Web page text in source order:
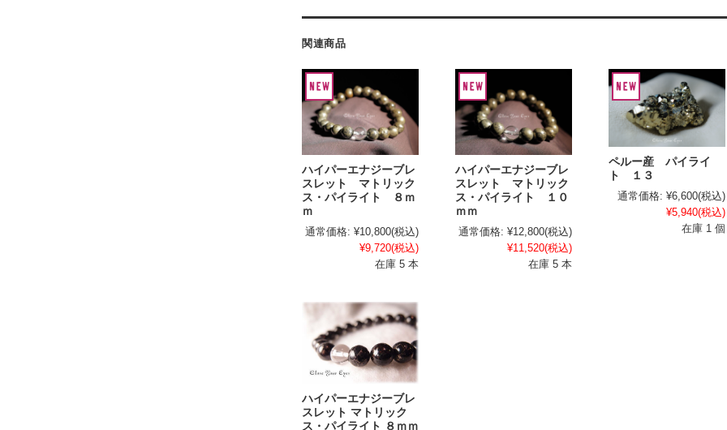
関連商品
ハイパーエナジーブレ
スレット マトリック
ス・パイライト ８ｍ
ｍ
通常価格: ¥10,800(税込)
¥9,720(税込)
在庫 5 本
ハイパーエナジーブレ
スレット マトリック
ス・パイライト １０
ｍｍ
通常価格: ¥12,800(税込)
¥11,520(税込)
在庫 5 本
ペルー産 パイライ
ト １３
通常価格: ¥6,600(税込)
¥5,940(税込)
在庫 1 個
ハイパーエナジーブレ
スレット マトリック
ス・パイライト ８ｍｍ